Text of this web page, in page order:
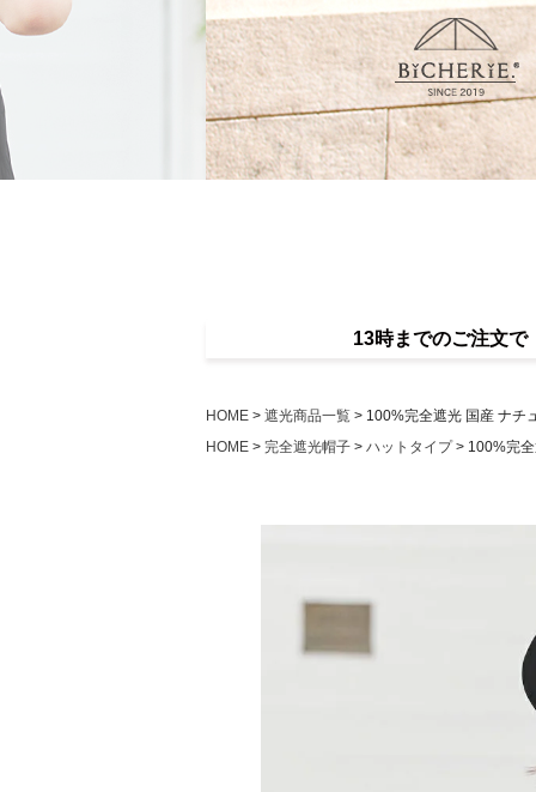
13時までのご注文で
HOME 遮光商品一覧
100%完全遮光 国産 ナチ
HOME
完全遮光帽子 ハットタイプ 100%完